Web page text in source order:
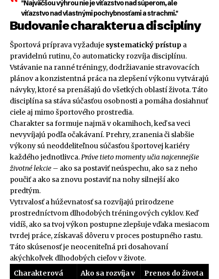
"Najväčšou výhrou nie je víťazstvo nad súperom, ale
víťazstvo nad vlastnými pochybnosťami a strachmi."
Budovanie charakteru a disciplíny
Športová príprava vyžaduje systematický prístup a
pravidelnú rutinu, čo automaticky rozvíja disciplínu.
Vstávanie na ranné tréningy, dodržiavanie stravovacích
plánov a konzistentná práca na zlepšení výkonu vytvárajú
návyky, ktoré sa prenášajú do všetkých oblastí života. Táto
disciplína sa stáva súčasťou osobnosti a pomáha dosiahnuť
ciele aj mimo športového prostredia.
Charakter sa formuje najmä v okamihoch, keď sa veci
nevyvíjajú podľa očakávaní. Prehry, zranenia či slabšie
výkony sú neoddeliteľnou súčasťou športovej kariéry
každého jednotlivca.Práve tieto momenty učia najcennejšie
životné lekcie – ako sa postaviť neúspechu, ako sa z neho
poučiť a ako sa znovu postaviť na nohy silnejší ako
predtým.
Vytrvalosť a húževnatosť sa rozvíjajú prirodzene
prostredníctvom dlhodobých tréningových cyklov. Keď
vidíš, ako sa tvoj výkon postupne zlepšuje vďaka mesiacom
tvrdej práce, získavaš dôveru v proces postupného rastu.
Táto skúsenosť je neoceniteľná pri dosahovaní
akýchkoľvek dlhodobých cieľov v živote.
Charakterová
Ako sa rozvíja v
Prenos do života